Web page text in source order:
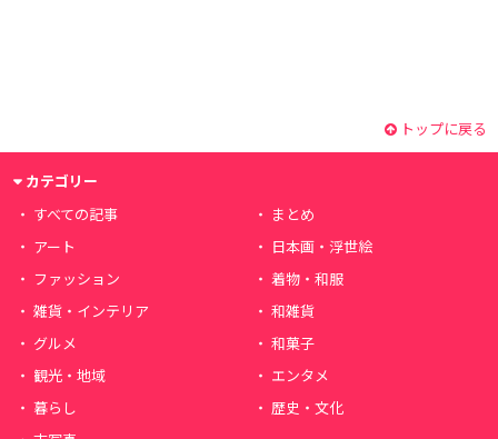
トップに戻る
カテゴリー
すべての記事
まとめ
アート
日本画・浮世絵
ファッション
着物・和服
雑貨・インテリア
和雑貨
グルメ
和菓子
観光・地域
エンタメ
暮らし
歴史・文化